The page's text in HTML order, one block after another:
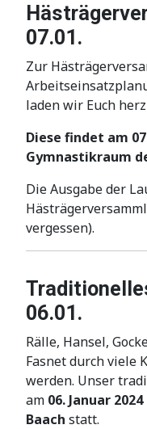
07.01.
Zur
laden wir Euch
Diese findet am
Gymnastikraum
Die Ausgabe der
vergessen).
06.01.
Rälle, Hansel,
Fasnet durch viele
werden. Unser
am 06. Januar
Baach statt.